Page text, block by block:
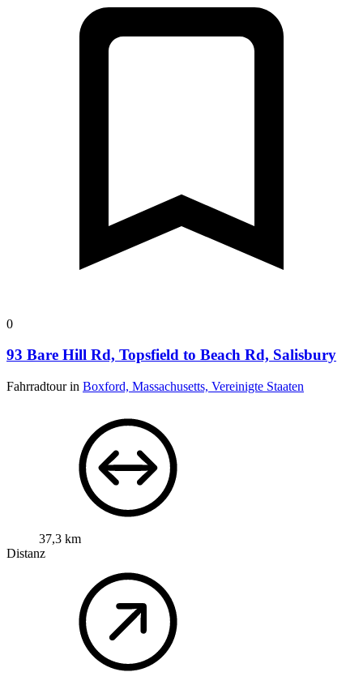
0
93 Bare Hill Rd, Topsfield to Beach Rd, Salisbury
Fahrradtour in Boxford, Massachusetts, Vereinigte Staaten
37,3 km
Distanz